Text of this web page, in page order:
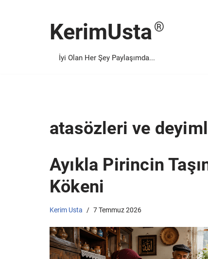
KerimUsta
İyi Olan Her Şey Paylaşımda...
atasözleri ve
Ayıkla Pirincin
Kökeni
Kerim Usta 7 Temmuz 2026